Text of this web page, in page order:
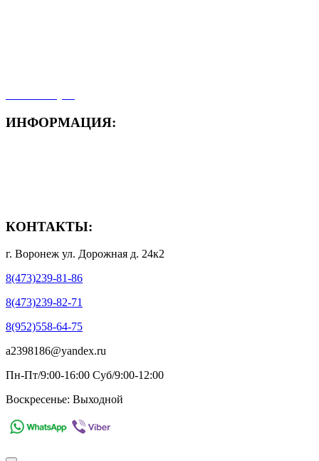
ИНФОРМАЦИЯ:
КОНТАКТЫ:
г. Воронеж ул. Дорожная д. 24к2
8(473)239-81-86
8(473)239-82-71
8(952)558-64-75
a2398186@yandex.ru
Пн-Пт/9:00-16:00 Суб/9:00-12:00
Воскресенье: Выходной